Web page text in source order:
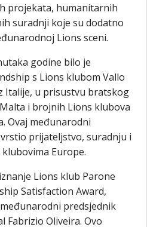
projekata, humanitarnih
suradnji koje su dodatno
Lions sceni.
godine bilo je
s Lions klubom Vallo
Italije, u prisustvu bratskog
i brojnih Lions klubova
Ovaj međunarodni
prijateljstvo, suradnju i
Europe.
Lions klub Parone
Satisfaction Award,
predsjednik
Fabrizio Oliveira. Ovo